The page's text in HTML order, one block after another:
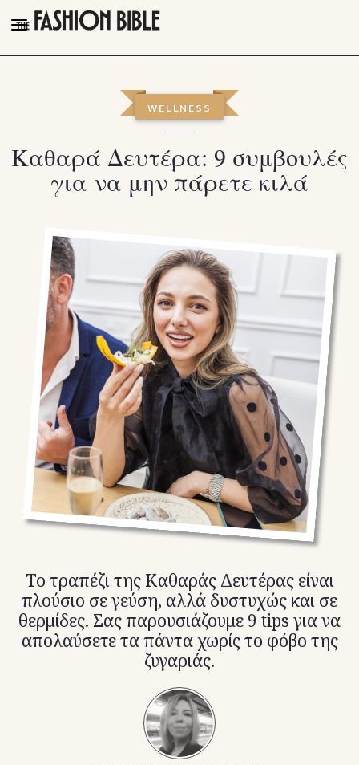
THE FASHION BIBLE
TALK OF THE TOWN
PLEASURES
FOLLOW
Facebook
Instagram
Youtube
TikTok
X(Twitter)
WELLNESS
Καθαρά Δευτέρα: 9 συμβουλές
για να μην πάρετε κιλά
Το τραπέζι της Καθαράς Δευτέρας είναι
πλούσιο σε γεύση, αλλά δυστυχώς και σε
θερμίδες. Σας παρουσιάζουμε 9 tips για να
απολαύσετε τα πάντα χωρίς το φόβο της
ζυγαριάς.